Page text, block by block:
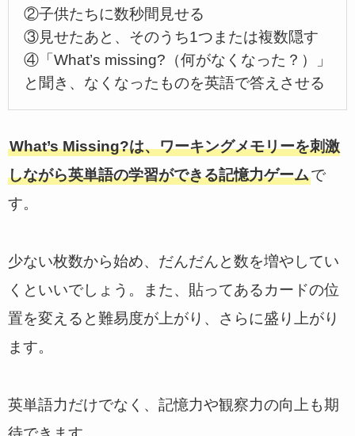
②子供たちに数秒間見せる
③見せたあと、そのうち1つまたは複数隠す
④「What’s missing?（何がなくなった？）」
と聞き、なくなったものを英語で答えさせる
What’s Missing?は、ワーキングメモリーを刺激
しながら英単語の学習ができる記憶力ゲームで
す。
少ない枚数から始め、だんだんと数を増やしてい
くといいでしょう。また、貼ってあるカードの位
置を変えると難易度が上がり、さらに盛り上がり
ます。
英単語力だけでなく、記憶力や観察力の向上も期